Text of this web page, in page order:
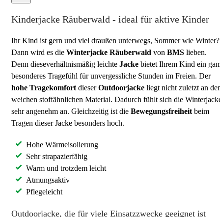
Kinderjacke Räuberwald - ideal für aktive Kinder
Ihr Kind ist gern und viel draußen unterwegs, Sommer wie Winter?
Dann wird es die Winterjacke Räuberwald von BMS lieben.
Denn dieseverhältnismäßig leichte Jacke bietet Ihrem Kind ein
besonderes Tragefühl für unvergessliche Stunden im Freien. Der
hohe Tragekomfort dieserOutdoorjacke liegt nicht zuletzt an
weichen stoffähnlichen Material. Dadurch fühlt sich die
sehr angenehm an. Gleichzeitig ist die Bewegungsfreiheit beim
Tragen dieser Jacke besonders hoch.
Hohe Wärmeisolierung
Sehr strapazierfähig
Warm und trotzdem leicht
Atmungsaktiv
Pflegeleicht
Outdoorjacke, die für viele Einsatzzwecke geeignet ist